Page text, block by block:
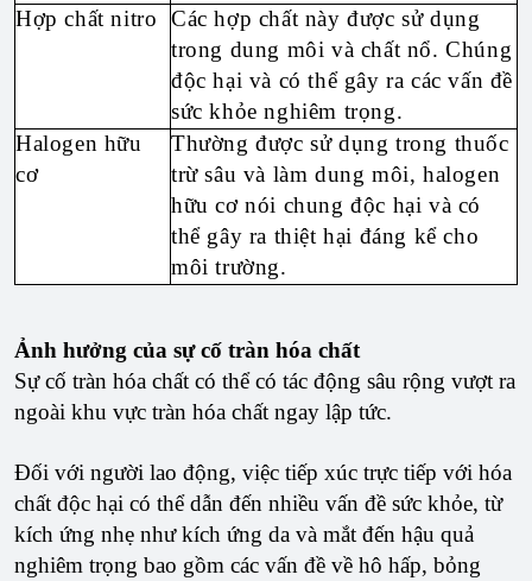
Hợp chất nitro
Các hợp chất này được sử dụng
trong dung môi và chất nổ. Chúng
độc hại và có thể gây ra các vấn đề
sức khỏe nghiêm trọng.
Halogen hữu
cơ
Thường được sử dụng trong thuốc
trừ sâu và làm dung môi, halogen
hữu cơ nói chung độc hại và có
thể gây ra thiệt hại đáng kể cho
môi trường.
Ảnh hưởng của sự cố tràn hóa chất
Sự cố tràn hóa chất có thể có tác động sâu rộng vượt ra
ngoài khu vực tràn hóa chất ngay lập tức.
Đối với người lao động, việc tiếp xúc trực tiếp với hóa
chất độc hại có thể dẫn đến nhiều vấn đề sức khỏe, từ
kích ứng nhẹ như kích ứng da và mắt đến hậu quả
nghiêm trọng bao gồm các vấn đề về hô hấp, bỏng